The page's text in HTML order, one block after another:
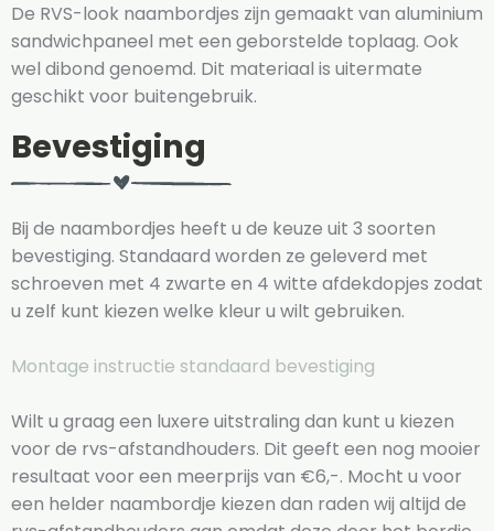
De RVS-look naambordjes zijn gemaakt van aluminium
sandwichpaneel met een geborstelde toplaag. Ook
wel dibond genoemd. Dit materiaal is uitermate
geschikt voor buitengebruik.
Bevestiging
Bij de naambordjes heeft u de keuze uit 3 soorten
bevestiging. Standaard worden ze geleverd met
schroeven met 4 zwarte en 4 witte afdekdopjes zodat
u zelf kunt kiezen welke kleur u wilt gebruiken.
Montage instructie standaard bevestiging
Wilt u graag een luxere uitstraling dan kunt u kiezen
voor de rvs-afstandhouders. Dit geeft een nog mooier
resultaat voor een meerprijs van €6,-. Mocht u voor
een helder naambordje kiezen dan raden wij altijd de